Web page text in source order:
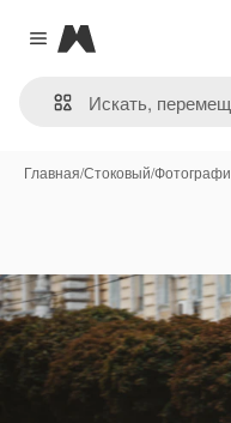
Close menu
Magnific
Главная/Стоковый/